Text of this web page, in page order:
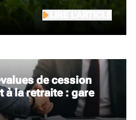
de cession
à la retraite : gare